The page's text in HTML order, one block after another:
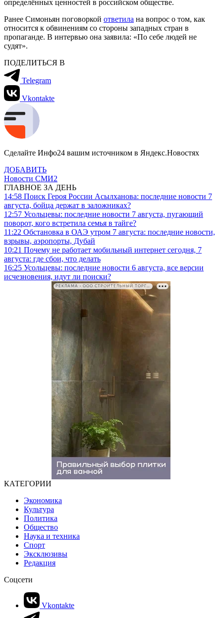
определённых ценностей в российском обществе.
Ранее Симоньян поговоркой ответила на вопрос о том, как
относится к обвинениям со стороны западных стран в
пропаганде. В интервью она заявила: «По себе людей не
судят».
ПОДЕЛИТЬСЯ В
Telegram
Vkontakte
Сделайте Инфо24 вашим источником в Яндекс.Новостях
ДОБАВИТЬ
Новости СМИ2
ГЛАВНОЕ ЗА ДЕНЬ
14:58 Поиск Героя России Асылханова: последние новости 7
августа, бойца держат в заложниках?
12:57 Усольцевы: последние новости 7 августа, пугающий
поворот, кого встретила семья в тайге?
11:22 Обстановка в ОАЭ утром 7 августа: последние новости,
взрывы, аэропорты, Дубай
10:21 Почему не работает мобильный интернет сегодня, 7
августа: где сбои, что делать
16:25 Усольцевы: последние новости 6 августа, все версии
исчезновения, идут ли поиски?
РЕКЛАМА • ООО СТРОИТЕЛЬНЫЙ ТОРГОВЫЙ ДОМ «ПЕТРОВИЧ». ИНН: 7802348846
КАТЕГОРИИ
Экономика
Культура
Политика
Общество
Наука и техника
Спорт
Эксклюзивы
Редакция
Соцсети
Vkontakte